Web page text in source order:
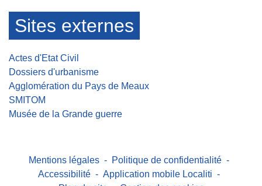
Sites externes
Actes d'Etat Civil
Dossiers d'urbanisme
Agglomération du Pays de Meaux
SMITOM
Musée de la Grande guerre
Mentions légales - Politique de confidentialité -
Accessibilité - Application mobile Localiti -